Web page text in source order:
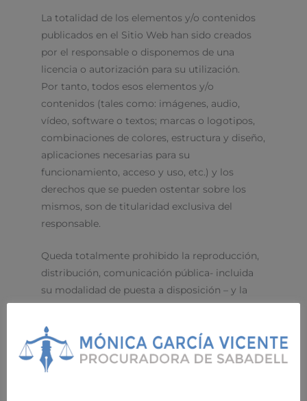
La totalidad de los elementos y/o contenidos
publicados en el Sitio Web han sido creados
por el responsable o disponemos de una
licencia o autorización para su utilización.
Por tanto, todos esos elementos y/o
contenidos (tales como: imágenes, audio,
vídeo, software o textos; marcas o logotipos,
combinaciones de colores, estructura y diseño,
aplicaciones necesarias para su
funcionamiento, acceso y uso, etc.) y los
derechos que se pueden ostentar sobre los
mismos, son de titularidad exclusiva del
responsable.
Queda totalmente prohibido la reproducción,
distribución, comunicación pública- incluida
su modalidad de puesta a disposición – y la
contenidos del Sitio Web, en cualquier soporte
y por cualquier medio técnico, sin la previa
autorización expresa y por escrito del
responsable.